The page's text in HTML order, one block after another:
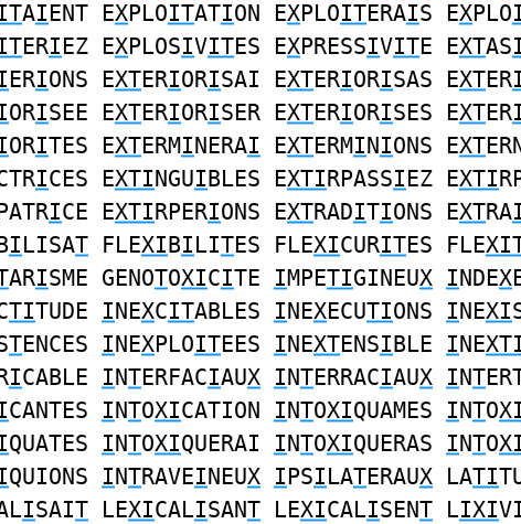
AIENT EXPLOITATION EXPLOITERAIS EXPLO
ERIEZ EXPLOSIVITES EXPRESSIVITE EXTAS
ERIONS EXTERIORISAI EXTERIORISAS EXTER
ORISEE EXTERIORISER EXTERIORISES EXTER
ORITES EXTERMINERAI EXTERMINIONS EXT
ICES EXTINGUIBLES EXTIRPASSIEZ EXTI
ICE EXTIRPERIONS EXTRADITIONS EXTRA
ILISAT FLEXIBILITES FLEXICURITES FLE
ARISME GENOTOXICITE IMPETIGINEUX INDEX
TITUDE INEXCITABLES INEXECUTIONS INEXI
TENCES INEXPLOITEES INEXTENSIBLE INE
ICABLE INTERFACIAUX INTERRACIAUX INT
CANTES INTOXICATION INTOXIQUAMES INTO
QUATES INTOXIQUERAI INTOXIQUERAS INTO
QUIONS INTRAVEINEUX IPSILATERAUX LATI
ISAIT LEXICALISANT LEXICALISENT LIXI